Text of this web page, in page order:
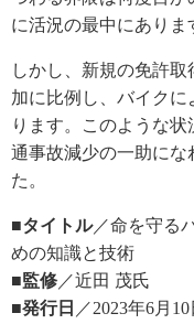
に活況の最中にありま
しかし、新規の免許
加に比例し、バイク
ります。このような
通事故減少の一助にな
た。
■タイトル／命を守る
めの知識と技術
■監修 ／近田 茂氏
■発行日 ／2023年6月10